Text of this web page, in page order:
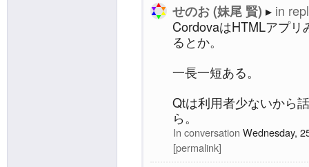
せのお (妹尾 賢)
in
CordovaはHTMLアプ
るとか。
一長一短ある。
Qtは利用者少ないから
ら。
In conversation Wednesday,
permalink